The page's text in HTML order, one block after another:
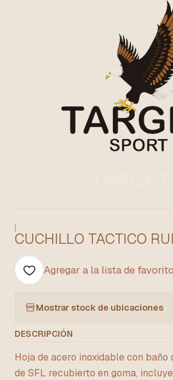
|
CUCHILLO TACTICO
Agregar a la lista de
Mostrar stock de ubicaciones
DESCRIPCIÓN
Hoja de acero inoxidable con baño
de SFL recubierto en goma,